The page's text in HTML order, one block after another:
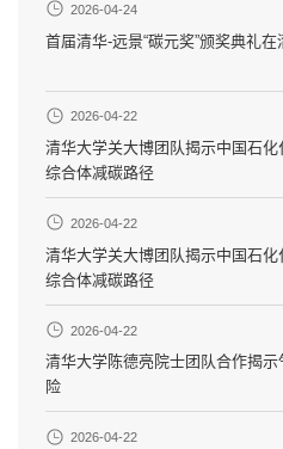
2026-04-24
首届清华-远景“碳元奖”颁奖典礼
2026-04-22
清华大学关大博团队揭示中国石
综合体减碳路径
2026-04-22
清华大学关大博团队揭示中国石
综合体减碳路径
2026-04-22
清华大学陈德亮院士团队合作揭
险
2026-04-22